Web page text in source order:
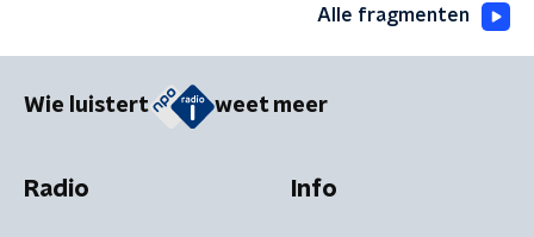
Alle fragmenten
Wie luistert weet meer
Radio Info